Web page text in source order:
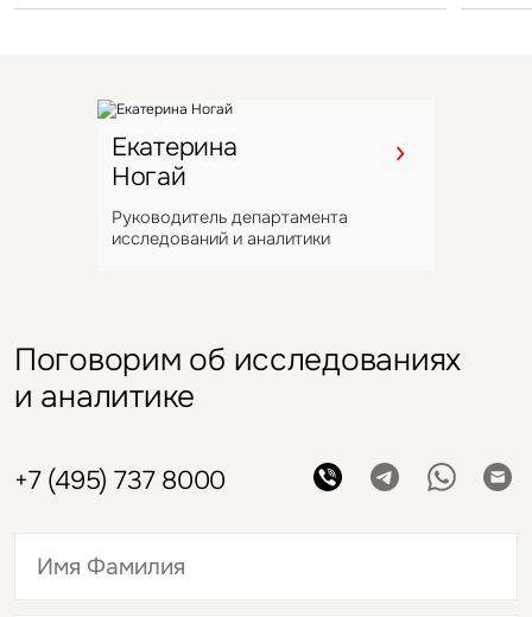
Екатерина
Ногай
Руководитель департамента
исследований и аналитики
Поговорим об исследованиях
и аналитике
+7 (495) 737 8000